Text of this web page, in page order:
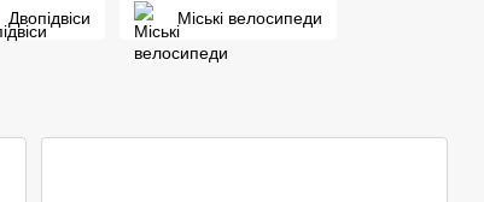
Двопідвіси Міські велосипеди